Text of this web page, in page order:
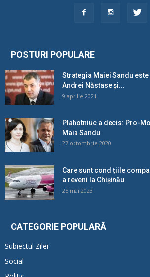
POSTURI POPULARE
Strategia Maiei Sandu
Andrei Năstase și...
9 aprilie 2021
Plahotniuc a decis: Pro-
Maia Sandu
27 octombrie 2020
Care sunt condițiile
a reveni la Chișinău
25 mai 2023
CATEGORIE POPULARĂ
Subiectul Zilei
Social